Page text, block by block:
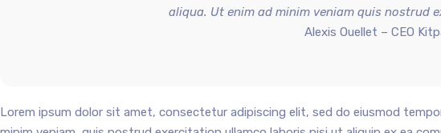
aliqua. Ut enim ad minim veniam quis nostrud
Alexis Ouellet – CEO
Lorem ipsum dolor sit amet, consectetur adipiscing elit, sed do eiusmod